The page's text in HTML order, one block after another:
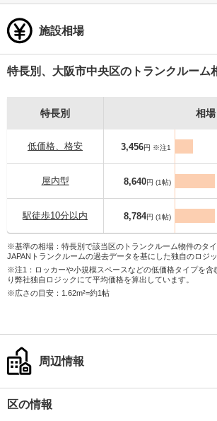
施設相場
特長別、大阪市中央区のトランクルーム
特長別 相場
低価格、格安 3,456円 ※注1
屋内型 8,640円 (1帖)
駅徒歩10分以内 8,784円 (1帖)
※基準の相場：特長別で該当区のトランクルーム物件のタ
JAPANトランクルームの過去データを基にした独自のロジ
※注1：ロッカーや小規模スペースなどの低価格タイプを含
り弊社独自ロジックにて平均価格を算出しています。
※広さの目安：1.62m²=約1帖
周辺情報
区の情報